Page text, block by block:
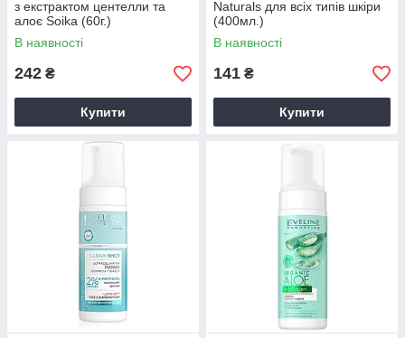
з екстрактом центелли та
алоє Soika (60г.)
В наявності
242 ₴
Купити
Naturals для всіх типів шкіри
(400мл.)
В наявності
141 ₴
Купити